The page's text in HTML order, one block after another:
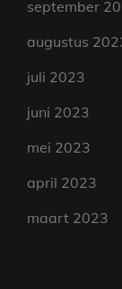
september
augustus
juli 2023
juni 2023
mei 2023
april 2023
maart 2023